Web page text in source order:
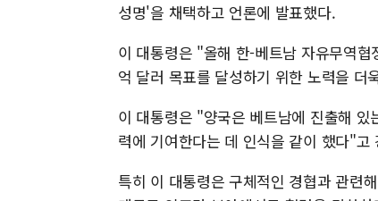
성명'을 채택하고 언론에 발표했다.
이 대통령은 "올해 한-베트남 자유무역
억 달러 목표를 달성하기 위한 노력을 더
이 대통령은 "양국은 베트남에 진출해
력에 기여한다는 데 인식을 같이 했다"고
특히 이 대통령은 구체적인 경협과 관련